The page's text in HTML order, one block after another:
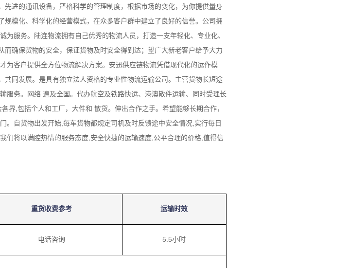
进的通讯设备，严格科学的管理制度，根据市场的变化，为你提供量身
模化、科学化的经营模式，在众多客户群中建立了良好的信誉。公司拥
服务。陆连物流拥有自己优秀的物流人员，打造一支年轻化、专业化、
确保货物的安全，保证货物及时安全得到达；望广大新老客户给予大力
为客户提供全方位物流解决方案。安迅供应链物流凭借现代化的运作模
同发展。是具有独立法人资格的专业性物流运输公司。主营货物长短途
服务。网络 遍及全国。代办航空及铁路快运、港澳散件运输、同时受理长
界,包括个人和工厂，大件和 散货。伸出合作之手。希望能够长期合作，
自货物出发开始,每车货物都规定司机及时反馈途中安全情况,实行每日
们将以满腔热情的服务态度,安全快捷的运输速度,公平合理的价格,值得信
重货收费参考 运输时效
电话咨询 5.5小时